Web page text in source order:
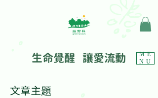
ME
NU
生命覺醒 讓愛流動
文章主題